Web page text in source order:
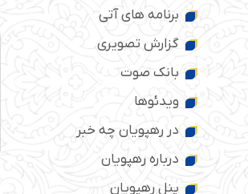
برنامه های آتی
گزارش تصویری
بانک صوت
ویدئوها
در رهپویان چه خبر
درباره رهپویان
پنل رهپویان